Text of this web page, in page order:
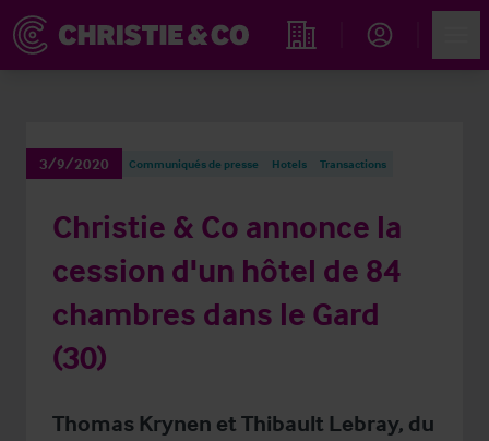
Rechercher un hôtel
3/9/2020 Communiqués de presse Hotels Transactions
Christie & Co annonce la
cession d'un hôtel de 84
chambres dans le Gard
(30)
Thomas Krynen et Thibault Lebray, du